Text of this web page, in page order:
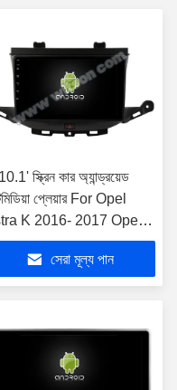
স্ক্রিন কার অ্যান্ড্রয়েড
প্লেয়ার For Opel
K 2016- 2017 Opel
Vauxhall mokka
2018,Buick
সেরা মূল্য পান